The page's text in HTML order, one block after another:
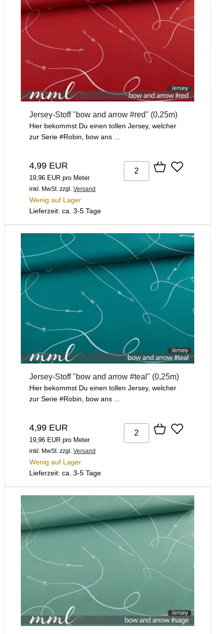
Jersey-Stoff "bow and arrow #red" (0,25m)
Hier bekommst Du einen tollen Jersey, welcher
zur Serie #Robin, bow ans ...
4,99 EUR
19,96 EUR pro Meter
inkl. MwSt. zzgl. Versand
Wenig auf Lager
Lieferzeit: ca. 3-5 Tage
Jersey-Stoff "bow and arrow #teal" (0,25m)
Hier bekommst Du einen tollen Jersey, welcher
zur Serie #Robin, bow ans ...
4,99 EUR
19,96 EUR pro Meter
inkl. MwSt. zzgl. Versand
Wenig auf Lager
Lieferzeit: ca. 3-5 Tage